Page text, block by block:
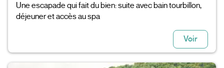
Une escapade qui fait du bien: suite avec bain tourbillon,
déjeuner et accès au spa
Voir